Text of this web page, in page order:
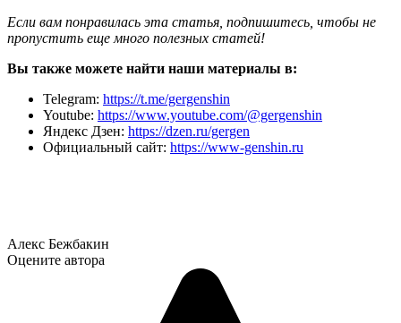
Если вам понравилась эта статья, подпишитесь, чтобы не
пропустить еще много полезных статей!
Вы также можете найти наши материалы в:
Telegram: https://t.me/gergenshin
Youtube: https://www.youtube.com/@gergenshin
Яндекс Дзен: https://dzen.ru/gergen
Официальный сайт: https://www-genshin.ru
Алекс Бежбакин
Оцените автора